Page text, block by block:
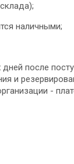
наличными;
после
и
-